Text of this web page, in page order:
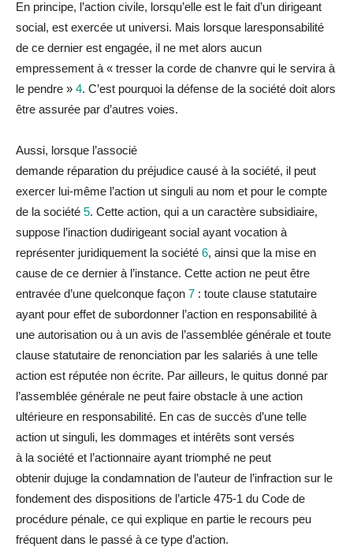
En principe, l’action civile, lorsqu’elle est le fait d’un dirigeant
social, est exercée ut universi. Mais lorsque laresponsabilité
de ce dernier est engagée, il ne met alors aucun
empressement à « tresser la corde de chanvre qui le servira à
le pendre » 4. C’est pourquoi la défense de la société doit alors
être assurée par d’autres voies.
Aussi, lorsque l’associé
demande réparation du préjudice causé à la société, il peut
exercer lui-même l’action ut singuli au nom et pour le compte
de la société 5. Cette action, qui a un caractère subsidiaire,
suppose l’inaction dudirigeant social ayant vocation à
représenter juridiquement la société 6, ainsi que la mise en
cause de ce dernier à l’instance. Cette action ne peut être
entravée d’une quelconque façon 7 : toute clause statutaire
ayant pour effet de subordonner l’action en responsabilité à
une autorisation ou à un avis de l’assemblée générale et toute
clause statutaire de renonciation par les salariés à une telle
action est réputée non écrite. Par ailleurs, le quitus donné par
l’assemblée générale ne peut faire obstacle à une action
ultérieure en responsabilité. En cas de succès d’une telle
action ut singuli, les dommages et intérêts sont versés
à la société et l’actionnaire ayant triomphé ne peut
obtenir dujuge la condamnation de l’auteur de l’infraction sur le
fondement des dispositions de l’article 475-1 du Code de
procédure pénale, ce qui explique en partie le recours peu
fréquent dans le passé à ce type d’action.